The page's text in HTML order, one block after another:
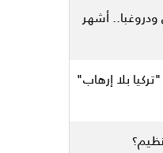
أشهر
بلا إرهاب"